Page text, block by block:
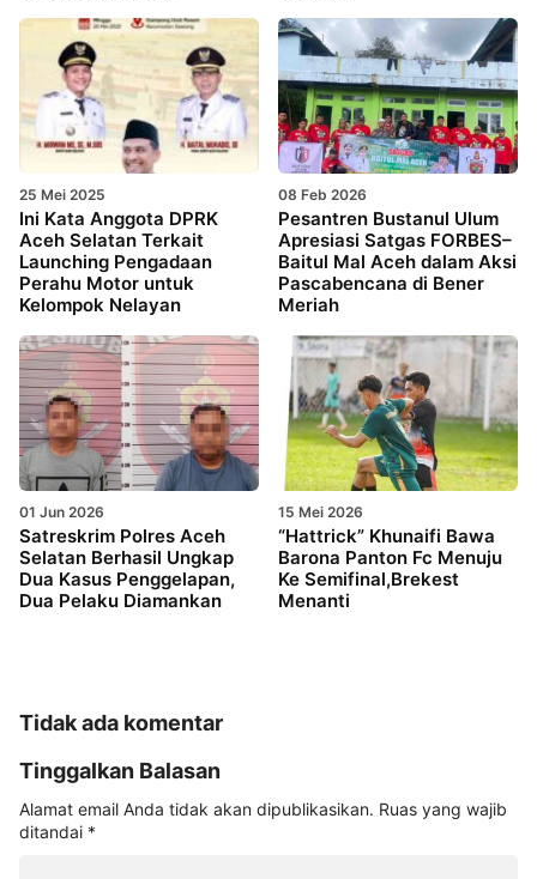
25 Mei 2025
Ini Kata Anggota DPRK
Aceh Selatan Terkait
Launching Pengadaan
Perahu Motor untuk
Kelompok Nelayan
08 Feb 2026
Pesantren Bustanul Ulum
Apresiasi Satgas FORBES–
Baitul Mal Aceh dalam Aksi
Pascabencana di Bener
Meriah
01 Jun 2026
Satreskrim Polres Aceh
Selatan Berhasil Ungkap
Dua Kasus Penggelapan,
Dua Pelaku Diamankan
15 Mei 2026
“Hattrick” Khunaifi Bawa
Barona Panton Fc Menuju
Ke Semifinal,Brekest
Menanti
Tidak ada komentar
Tinggalkan Balasan
Alamat email Anda tidak akan dipublikasikan. Ruas yang wajib
ditandai *